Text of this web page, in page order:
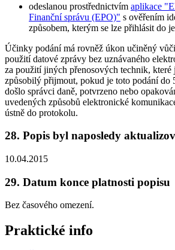
odeslanou prostřednictvím aplikace
Finanční správu (EPO)" s ověřením
způsobem, kterým se lze přihlásit do
Účinky podání má rovněž úkon učiněný
použití datové zprávy bez uznávaného
za použití jiných přenosových technik, které
způsobilý přijmout, pokud je toto podání do
došlo správci daně, potvrzeno nebo
uvedených způsobů elektronické
ústně do protokolu.
28. Popis byl naposledy
10.04.2015
29. Datum konce platnosti popisu
Bez časového omezení.
Praktické info